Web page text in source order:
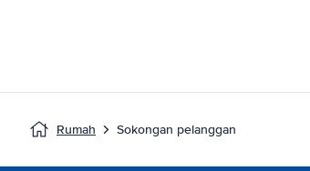
Rumah Sokongan pelanggan